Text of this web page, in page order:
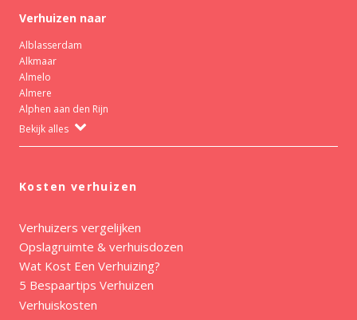
Verhuizen naar
Alblasserdam
Alkmaar
Almelo
Almere
Alphen aan den Rijn
Bekijk alles
Kosten verhuizen
Verhuizers vergelijken
Opslagruimte & verhuisdozen
Wat Kost Een Verhuizing?
5 Bespaartips Verhuizen
Verhuiskosten